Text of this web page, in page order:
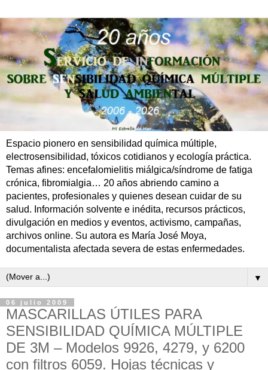
Espacio pionero en sensibilidad química múltiple,
electrosensibilidad, tóxicos cotidianos y ecología práctica.
Temas afines: encefalomielitis miálgica/síndrome de fatiga
crónica, fibromialgia… 20 años abriendo camino a
pacientes, profesionales y quienes desean cuidar de su
salud. Información solvente e inédita, recursos prácticos,
divulgación en medios y eventos, activismo, campañas,
archivos online. Su autora es María José Moya,
documentalista afectada severa de estas enfermedades.
▼
06 julio 2009
MASCARILLAS ÚTILES PARA
SENSIBILIDAD QUÍMICA MÚLTIPLE
DE 3M ‒ Modelos 9926, 4279, y 6200
con filtros 6059. Hojas técnicas y